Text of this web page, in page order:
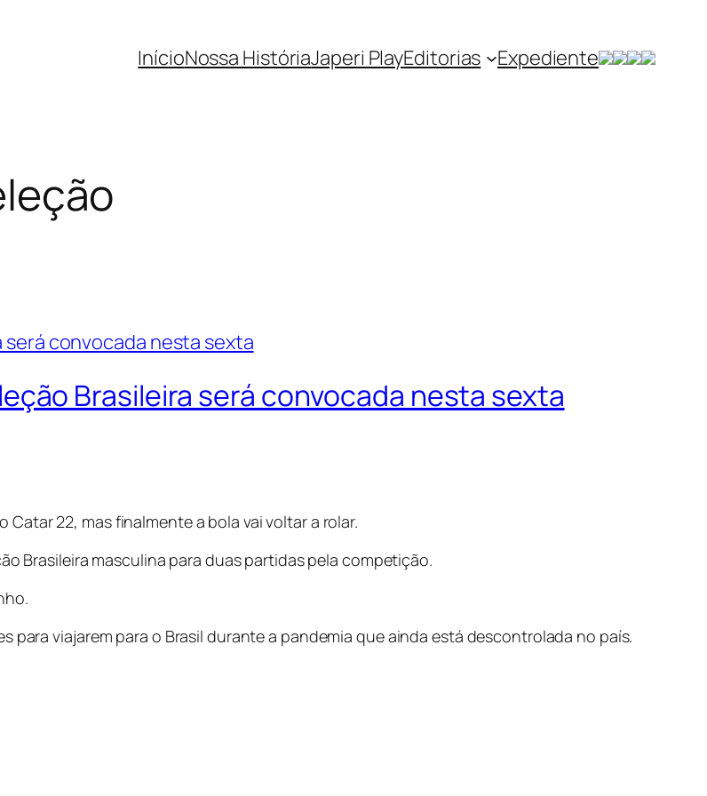
InícioNossa HistóriaJaperi PlayEditorias Expediente
Brasileira será convocada nesta sexta
22, mas finalmente a bola vai voltar a rolar.
Brasileira masculina para duas partidas pela competição.
para viajarem para o Brasil durante a pandemia que ainda está descontrolada no país.